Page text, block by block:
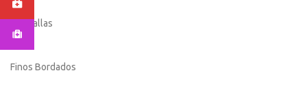
Chupallas
Finos Bordados